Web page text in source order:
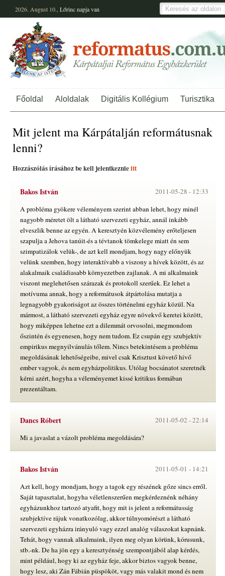
2026. August 10., Lőrincnapja van
Főoldal Aloldalak Digitális Kollégium Turisztika
Mit jelent ma Kárpátalján reformátusnak
lenni?
Hozzászólás írásához be kell jelentkeznieitt
Bakos István 2011-05-28 - 12:33
A probléma gyökere véleményem szerint abban lehet, hogy minél
nagyobb méretet ölt a látható szervezeti egyház, annál inkább
elveszlik benne az egyén. A keresztyén közvélemény erőteljesen
szapulja a Jehova tanúit-és a tévtanok tömkelege miatt én sem
szimpatizálok velük-, de azt kell mondjam, hogy nagy előnyük
velünk szemben, hogy interaktívabb a viszony a hívek között, és az
alakalmaik családiasabb környezetben zajlanak. A mi alkalmaink
viszont meglehetősen szárazak és protokoll szerűek. Ez lehet a
motívuma annak, hogy a reformátusok átpártolása mutatja a
legnagyobb gyakoriságot az összes történelmi egyház közül. Na
mármost, a látható szervezeti egyház egyre növekvő keretei között,
hogy miképpen lehetne ezt a dilemmát orvosolni, megmondom
őszintén és egyenesen, hogy nem tudom. Ez csupán egy szubjektív
empirikus megnyilvánulás tőlem. Nincs betekintésem a probléma
megoldásának lehetőségeibe, mivel csak Krisztust követő hívő
ember vagyok, és nem egyházpolitikus. Utólag bocsánatot szeretnék
kérni azért, hogyha a véleményemet kissé kritikus formában
prezentáltam.
Dancs Róbert 2011-05-02 -22:14
Mi a javaslat a vázolt probléma megoldására?
Bakos István 2011-05-01 - 14:21
Azt kell, hogy mondjam, hogy a tagok egy részének gőze sincs erről.
Saját tapasztalat, hogyha véletlenszerűen megkérdeznénk néhány
egyházunkhoz tartozó atyafit, hogy mit is jelent a reformátusság
szubjektíve rájuk vonatkozólag, akkor túlnyomórészt a látható
szervezeti egyházra irányuló vagy ezzel analóg válaszokat kapnánk.
Tehát, hogy vannak alkalmaink, ilyen meg olyan körünk, kórusunk,
stb.-nk. De ha jön egy a keresztyénség szempontjából alap kérdés,
mint például, hogy ki az egyház feje, akkor biztos vagyok benne,
hogy lesz, aki Zán Fábián püspököt, vagy más valakit mond és nem